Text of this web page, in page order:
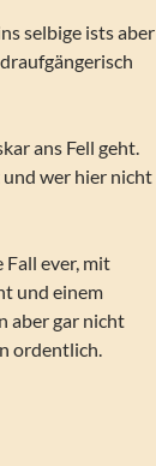
selbige ists aber
ans Fell geht.
wer hier nicht
ever, mit
und einem
aber gar nicht
ordentlich.